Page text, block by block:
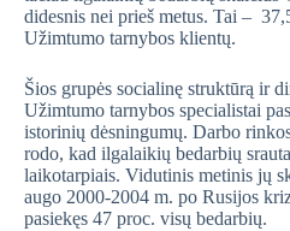
didesnis nei prieš metus. Tai –
Užimtumo tarnybos klientų.
Šios grupės socialinę struktūrą ir
Užimtumo tarnybos specialistai
istorinių dėsningumų. Darbo
rodo, kad ilgalaikių bedarbių
laikotarpiais. Vidutinis metinis jų
augo 2000-2004 m. po Rusijos
pasiekęs 47 proc. visų bedarbių.